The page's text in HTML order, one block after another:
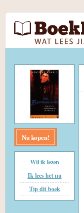
Nu kopen!
Wil ik lezen
Ik lees het nu
Tip dit boek